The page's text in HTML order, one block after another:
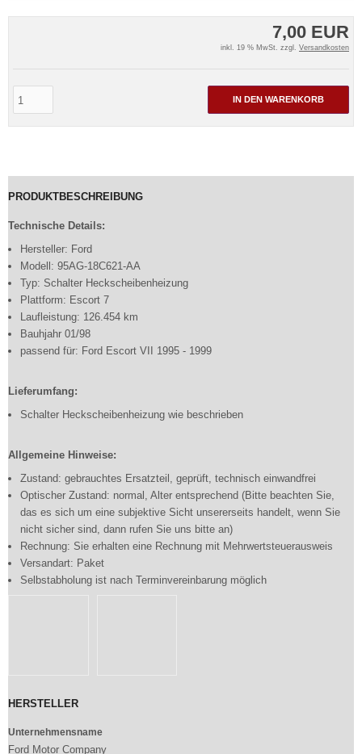
7,00 EUR
inkl. 19 % MwSt. zzgl. Versandkosten
IN DEN WARENKORB
PRODUKTBESCHREIBUNG
Technische Details:
Hersteller: Ford
Modell: 95AG-18C621-AA
Typ: Schalter Heckscheibenheizung
Plattform: Escort 7
Laufleistung: 126.454 km
Bauhjahr 01/98
passend für: Ford Escort VII 1995 - 1999
Lieferumfang:
Schalter Heckscheibenheizung wie beschrieben
Allgemeine Hinweise:
Zustand: gebrauchtes Ersatzteil, geprüft, technisch einwandfrei
Optischer Zustand: normal, Alter entsprechend (Bitte beachten Sie,
das es sich um eine subjektive Sicht unsererseits handelt, wenn Sie
nicht sicher sind, dann rufen Sie uns bitte an)
Rechnung: Sie erhalten eine Rechnung mit Mehrwertsteuerausweis
Versandart: Paket
Selbstabholung ist nach Terminvereinbarung möglich
HERSTELLER
Unternehmensname
Ford Motor Company